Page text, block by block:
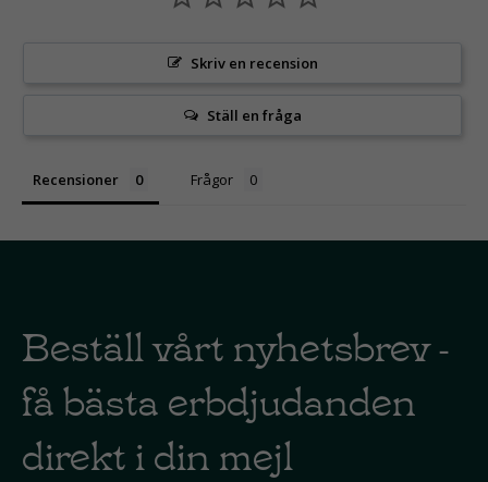
Skriv en recension
Ställ en fråga
Recensioner Frågor
Beställ vårt nyhetsbrev -
få bästa erbdjudanden
direkt i din mejl